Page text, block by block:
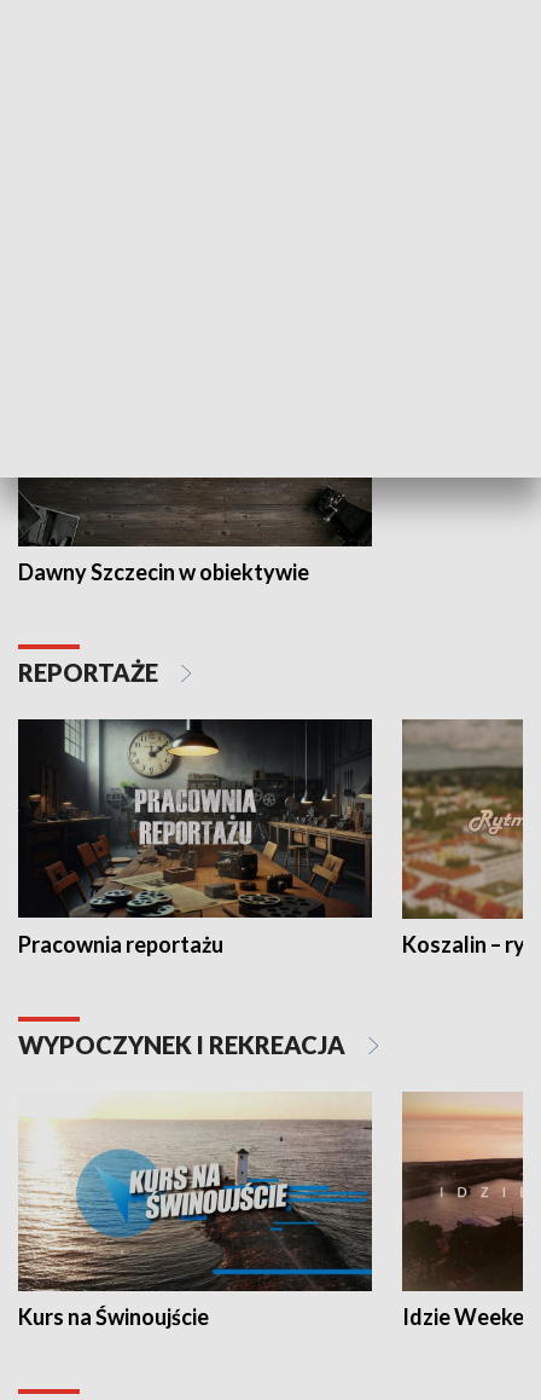
Dawny Szczecin w obiektywie
REPORTAŻE
Pracownia reportażu Koszalin –
WYPOCZYNEK I REKREACJA
Kurs na Świnoujście Idzie